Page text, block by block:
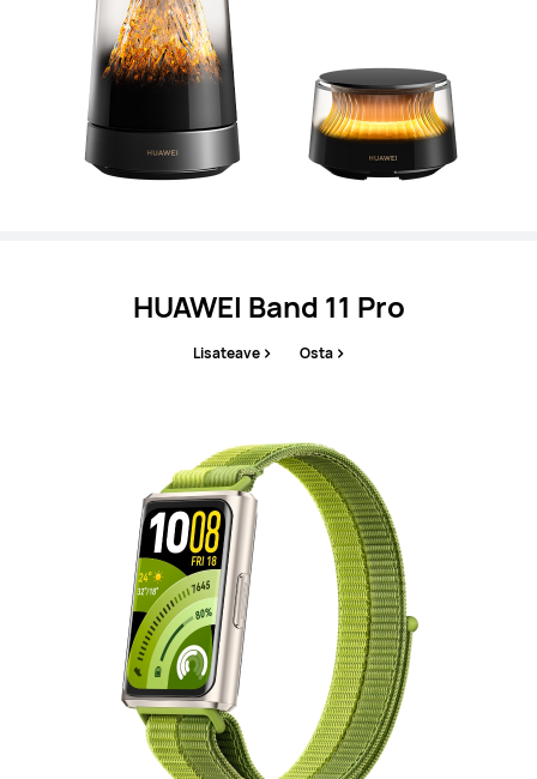
HUAWEI Band 11 Pro
Lisateave Osta